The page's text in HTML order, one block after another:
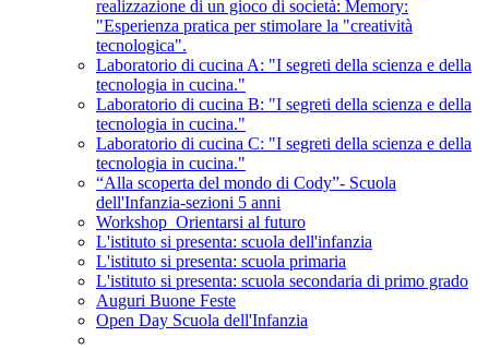
realizzazione di un gioco di società: Memory:
"Esperienza pratica per stimolare la "creatività
tecnologica".
Laboratorio di cucina A: "I segreti della scienza e della
tecnologia in cucina."
Laboratorio di cucina B: "I segreti della scienza e della
tecnologia in cucina."
Laboratorio di cucina C: "I segreti della scienza e della
tecnologia in cucina."
“Alla scoperta del mondo di Cody”- Scuola
dell'Infanzia-sezioni 5 anni
Workshop_Orientarsi al futuro
L'istituto si presenta: scuola dell'infanzia
L'istituto si presenta: scuola primaria
L'istituto si presenta: scuola secondaria di primo grado
Auguri Buone Feste
Open Day Scuola dell'Infanzia